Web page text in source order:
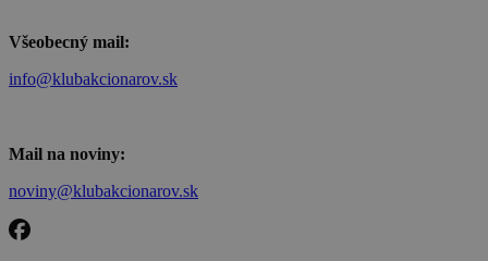
Všeobecný mail:
info@klubakcionarov.sk
Mail na noviny:
noviny@klubakcionarov.sk